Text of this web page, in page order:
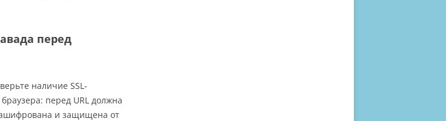
перед
наличие SSL-
перед URL должна
и защищена от